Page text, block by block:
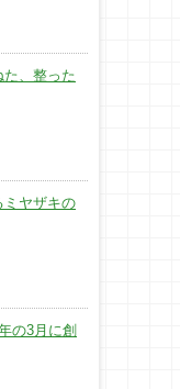
た、整った
ミヤザキの
の3月に創